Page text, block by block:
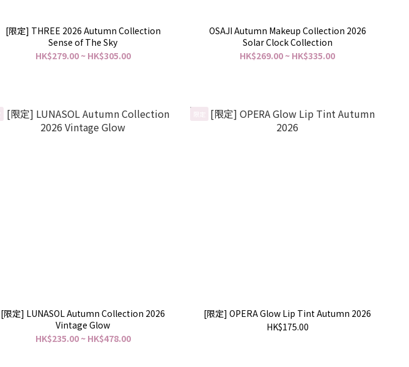
[限定] THREE 2026 Autumn Collection
Sense of The Sky
HK$279.00 ~ HK$305.00
OSAJI Autumn Makeup Collection 2026
Solar Clock Collection
HK$269.00 ~ HK$335.00
[限定] LUNASOL Autumn Collection 2026
Vintage Glow
HK$235.00 ~ HK$478.00
[限定] OPERA Glow Lip Tint Autumn 2026
HK$175.00